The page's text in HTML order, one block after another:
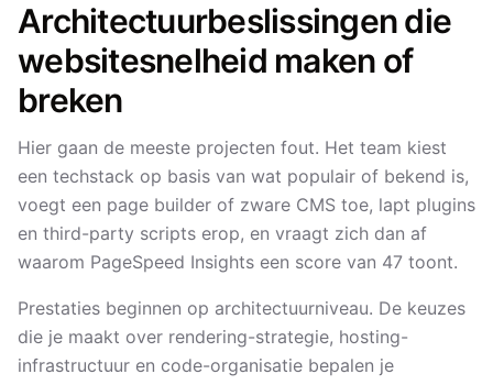
Architectuurbeslissingen die
websitesnelheid maken of
breken
Hier gaan de meeste projecten fout. Het team kiest
een techstack op basis van wat populair of bekend is,
voegt een page builder of zware CMS toe, lapt plugins
en third-party scripts erop, en vraagt zich dan af
waarom PageSpeed Insights een score van 47 toont.
Prestaties beginnen op architectuurniveau. De keuzes
die je maakt over rendering-strategie, hosting-
infrastructuur en code-organisatie bepalen je